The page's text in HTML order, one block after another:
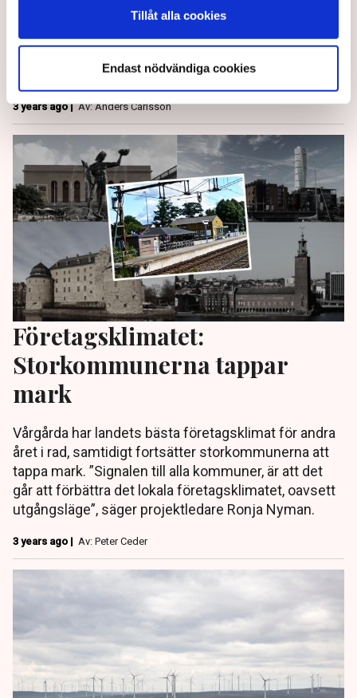
Tillåt alla cookies
Endast nödvändiga cookies
Vårgårda har ett bra företagsklimat. Här drar politik
och näringsliv gemensamt och känner varandras
rankingen”, säger en företagare.
3 years ago | Av: Anders Carlsson
Företagsklimatet:
Storkommunerna tappar
mark
Vårgårda har landets bästa företagsklimat för andra
året i rad, samtidigt fortsätter storkommunerna att
tappa mark. ”Signalen till alla kommuner, är att det
går att förbättra det lokala företagsklimatet, oavsett
utgångsläge”, säger projektledare Ronja Nyman.
3 years ago | Av: Peter Ceder